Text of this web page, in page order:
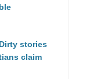
stories
claim